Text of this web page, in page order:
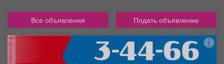
Все объявления Подать объявление
реклама